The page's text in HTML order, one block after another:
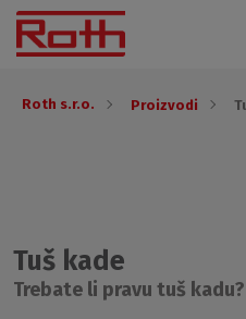
Roth s.r.o. Proizvodi
Tuš kade
Trebate li pravu tuš kadu?